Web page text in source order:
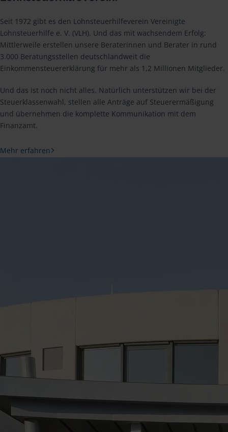
Seit 1972 gibt es den Lohnsteuerhilfeverein Vereinigte
Lohnsteuerhilfe e. V. (VLH). Und das mit wachsendem Erfolg:
Mittlerweile erstellen unsere Beraterinnen und Berater in rund
3.000 Beratungsstellen deutschlandweit die
Einkommensteuererklärung für mehr als 1,2 Millionen Mitglieder.
Und das ist noch nicht alles. Natürlich unterstützen wir bei der
Steuerklassenwahl, stellen alle Anträge auf Steuerermäßigung
und übernehmen die komplette Kommunikation mit dem
Finanzamt.
Mehr erfahren